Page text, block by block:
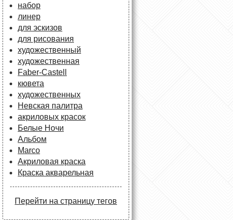
набор
линер
для эскизов
для рисования
художественный
художественная
Faber-Castell
кювета
художественных
Невская палитра
акриловых красок
Белые Ночи
Альбом
Marco
Акриловая краска
Краска акварельная
Перейти на страницу тегов